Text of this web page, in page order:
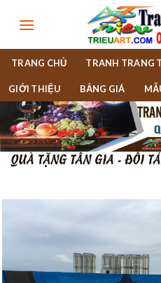
TRANG CHỦ TRANH TRANG
GIỚI THIỆU BẢNG GIÁ